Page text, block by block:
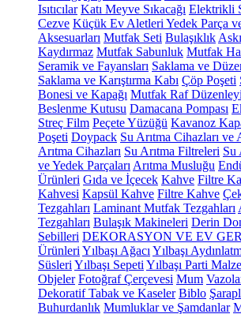
Isıtıcılar Katı Meyve Sıkacağı Elektrikli
Cezve Küçük Ev Aletleri Yedek Parça
Aksesuarları Mutfak Seti Bulaşıklık
Kaydırmaz Mutfak Sabunluk Mutfak
Seramik ve Fayansları Saklama ve
Saklama ve Karıştırma Kabı Çöp Poşeti
Bonesi ve Kapağı Mutfak Raf
Beslenme Kutusu Damacana Pompası
Streç Film Peçete Yüzüğü Kavanoz
Poşeti Doypack Su Arıtma Cihazları ve
Arıtma Cihazları Su Arıtma Filtreleri Su
ve Yedek Parçaları Arıtma Musluğu
Ürünleri Gıda ve İçecek Kahve Filtre
Kahvesi Kapsül Kahve Filtre Kahve
Tezgahları Laminant Mutfak Tezgahları
Tezgahları Bulaşık Makineleri Derin
Sebilleri DEKORASYON VE EV
Ürünleri Yılbaşı Ağacı Yılbaşı
Süsleri Yılbaşı Sepeti Yılbaşı Parti
Objeler Fotoğraf Çerçevesi Mum
Dekoratif Tabak ve Kaseler Biblo
Buhurdanlık Mumluklar ve Şamdanlar